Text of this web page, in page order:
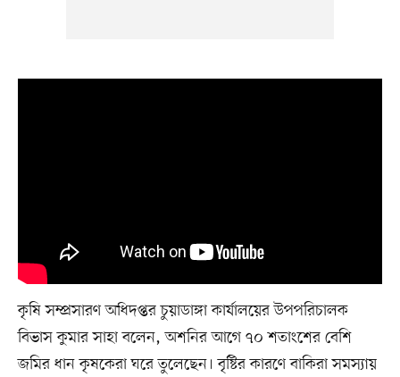
কৃষি সম্প্রসারণ অধিদপ্তর চুয়াডাঙ্গা কার্যালয়ের উপপরিচালক
বিভাস কুমার সাহা বলেন, অশনির আগে ৭০ শতাংশের বেশি
জমির ধান কৃষকেরা ঘরে তুলেছেন। বৃষ্টির কারণে বাকিরা সমস্যায়